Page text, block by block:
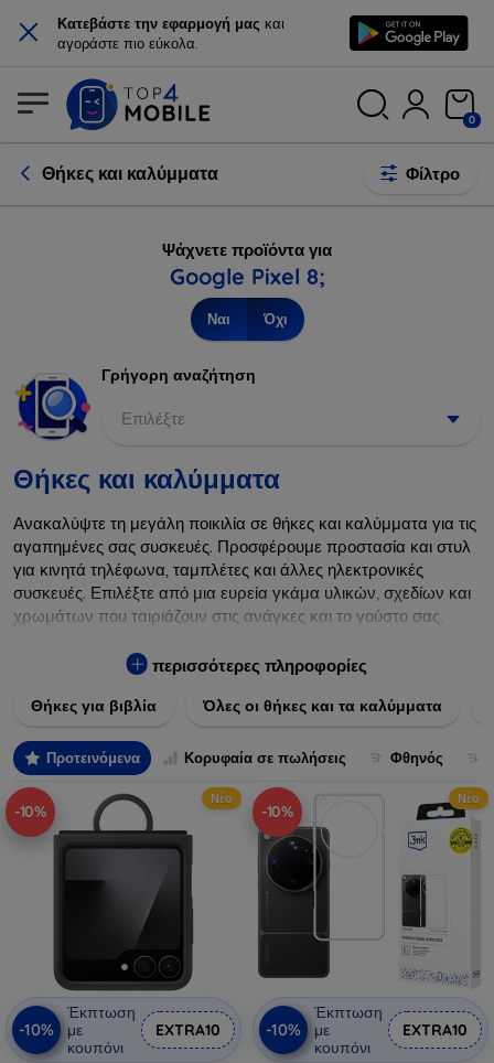
× Κατεβάστε την εφαρμογή μας και
αγοράστε πιο εύκολα.
0
Θήκες και καλύμματα Φίλτρο
Ψάχνετε προϊόντα για
Google Pixel 8;
Ναι Όχι
Γρήγορη αναζήτηση
Επιλέξτε
Θήκες και καλύμματα
Ανακαλύψτε τη μεγάλη ποικιλία σε θήκες και καλύμματα για τις
αγαπημένες σας συσκευές. Προσφέρουμε προστασία και στυλ
για κινητά τηλέφωνα, ταμπλέτες και άλλες ηλεκτρονικές
συσκευές. Επιλέξτε από μια ευρεία γκάμα υλικών, σχεδίων και
χρωμάτων που ταιριάζουν στις ανάγκες και το γούστο σας.
πτώσεις και άλλες φθορές, ενώ παράλληλα δίνετε ένα
και τη διάρκεια ζωής των συσκευών σας με τις κορυφαίες
περισσότερες πληροφορίες
Θήκες για βιβλία Όλες οι θήκες και τα καλύμματα
Προτεινόμενα Κορυφαία σε πωλήσεις Φθηνός
-10%
Νέο
-10%
Έκπτωση
με
κουπόνι
EXTRA10
-10%
Νέο
-10%
Έκπτωση
με
κουπόνι
EXTRA10